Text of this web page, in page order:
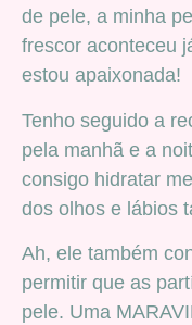
de pele, a minha
frescor aconteceu
estou apaixonada!
Tenho seguido a
pela manhã e a
consigo hidratar
dos olhos e lábios
Ah, ele também
permitir que as
pele. Uma